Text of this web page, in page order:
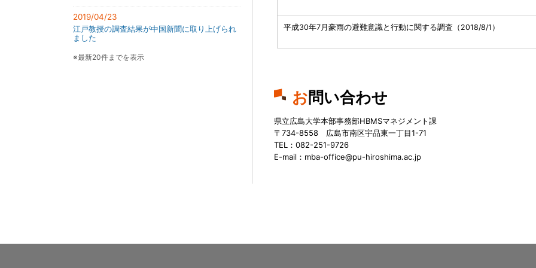
2019/04/23
江戸教授の調査結果が中国新聞に取り上げられ
ました
※最新20件までを表示
平成30年7月豪雨の避難意識と行動に関する調査（2018/8/1）
お問い合わせ
県立広島大学本部事務部HBMSマネジメント課
〒734-8558 広島市南区宇品東一丁目1-71
TEL：082-251-9726
E-mail：mba-office@pu-hiroshima.ac.jp